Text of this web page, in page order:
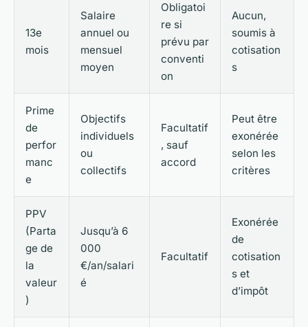
13e
mois
Salaire
annuel ou
mensuel
moyen
Obligatoi
re si
prévu par
conventi
on
Aucun,
soumis à
cotisation
s
Prime
de
perfor
manc
e
Objectifs
individuels
ou
collectifs
Facultatif
, sauf
accord
Peut être
exonérée
selon les
critères
PPV
(Parta
ge de
la
valeur
)
Jusqu’à 6
000
€/an/salari
é
Facultatif
Exonérée
de
cotisation
s et
d’impôt